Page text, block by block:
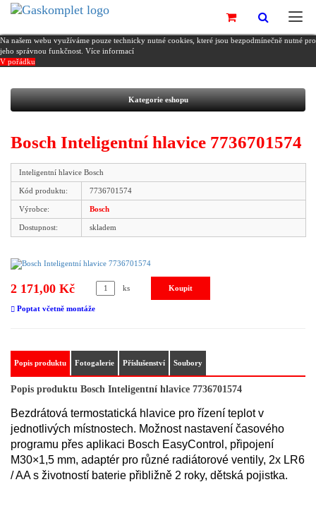
Na našem webu využíváme pouze technicky nutné cookies, které jsou bezpodmínečně nutné pro
jeho správnou funkčnost. Více informací
V pořádku
Kategorie eshopu
Bosch Inteligentní hlavice 7736701574
Inteligentní hlavice Bosch
Kód produktu: 7736701574
Výrobce: Bosch
Dostupnost: skladem
2 171,00 Kč ks
Poptat včetně montáže
Popis produktu Fotogalerie Příslušenství Soubory
Popis produktu Bosch Inteligentní hlavice 7736701574
Bezdrátová termostatická hlavice pro řízení teplot v
jednotlivých místnostech. Možnost nastavení časového
programu přes aplikaci Bosch EasyControl, připojení
M30×1,5 mm, adaptér pro různé radiátorové ventily, 2x LR6
/ AA s životností baterie přibližně 2 roky, dětská pojistka.